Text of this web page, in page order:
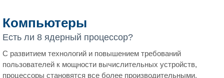
Компьютеры
Есть ли 8 ядерный процессор?
С развитием технологий и повышением требований
пользователей к мощности вычислительных устройств,
процессоры становятся все более производительными.